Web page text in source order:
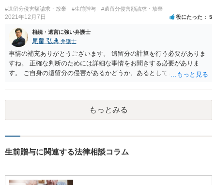
#遺留分侵害額請求・放棄 #生前贈与 #遺留分侵害額請求・放棄
2021年12月7日 役にたった 5
相続・遺言に強い弁護士
尾畠 弘典 弁護士
事情の補充ありがとうございます。 遺留分の計算を行う必要がありま
すね。 正確な判断のためには詳細な事情をお聞きする必要がありま
す。 ご自身の遺留分の侵害があるかどうか、あるとしてどの程度の金
相談されるのが良いと思います。
もっとみる
生前贈与に関連する法律相談コラム